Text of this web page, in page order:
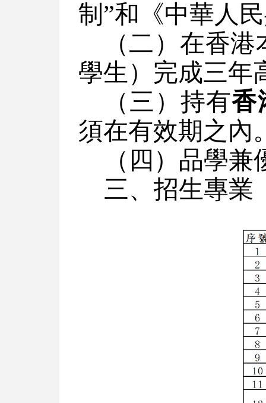
制”和《中華人
（二）在香
學生）完成三年
（三）持有香
須在有效期之內
（四）品學
三、招生專業